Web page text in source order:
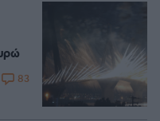
83